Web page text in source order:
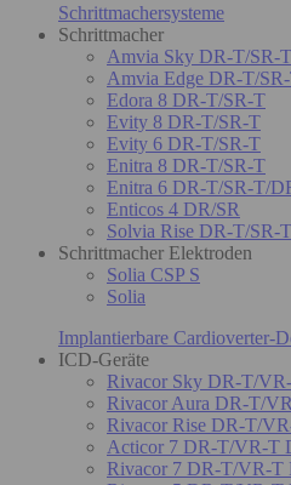
Schrittmachersysteme
Schrittmacher
Amvia Sky DR-T/SR-T
Amvia Edge DR-T/
Edora 8 DR-T/SR-T
Evity 8 DR-T/SR-T
Evity 6 DR-T/SR-T
Enitra 8 DR-T/SR-T
Enitra 6 DR-T/SR-T/
Enticos 4 DR/SR
Solvia Rise DR-T/SR-T
Schrittmacher Elektroden
Solia CSP S
Solia
Implantierbare Cardioverter-
ICD-Geräte
Rivacor Sky DR-T/
Rivacor Aura DR-T/
Rivacor Rise DR-T/
Acticor 7 DR-T/VR-T
Rivacor 7 DR-T/VR-